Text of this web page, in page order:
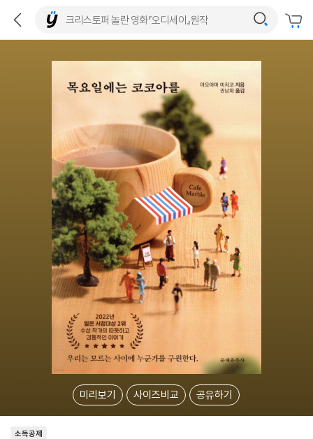
미리보기 사이즈비교 공유하기
소득공제